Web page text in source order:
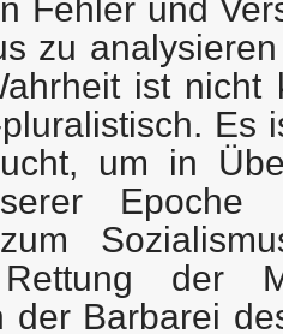
Fehler und
zu
ist nicht
Es
um in
der
der Barbarei